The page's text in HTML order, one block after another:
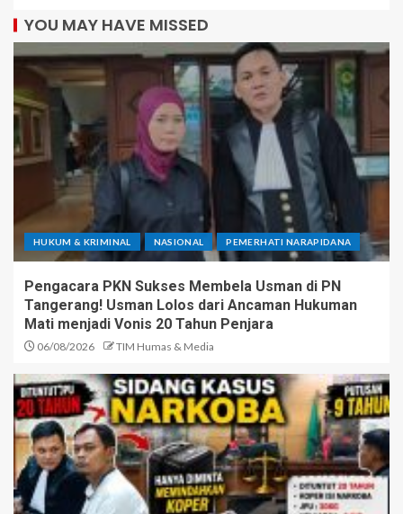
YOU MAY HAVE MISSED
HUKUM & KRIMINAL NASIONAL PEMERHATI NARAPIDANA
Pengacara PKN Sukses Membela Usman di PN
Tangerang! Usman Lolos dari Ancaman Hukuman
Mati menjadi Vonis 20 Tahun Penjara
06/08/2026 TIM Humas & Media